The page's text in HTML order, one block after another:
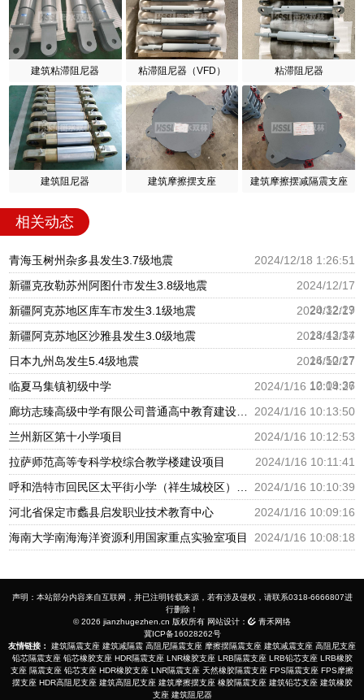
建筑粘滞阻尼器 粘滞阻尼器（VFD） 粘滞阻尼器
建筑阻尼器 建筑摩擦摆支座 建筑摩擦摆减隔震支座
相关动态
青海玉树州杂多县发生3.7级地震
2024/12/18 1:26:51
新疆克孜勒苏州阿图什市发生3.8级地震
2024/12/17
20:32:29
新疆阿克苏地区库车市发生3.1级地震
2024/12/17
18:43:34
新疆阿克苏地区沙雅县发生3.0级地震
2024/12/17
16:50:27
日本九州岛发生5.4级地震
2024/12/17
12:09:36
临夏马集镇初级中学
2024/1/16 10:14:27
廊坊志臻高级中学有限公司普通高中教育建设项目 2024/1/16 10:13:50
兰州新区第十小学项目
2024/1/16 10:12:53
拉萨师范高等专科学校综合教学楼建设项目
2024/1/16 10:11:41
呼和浩特市回民区太平街小学（祥生城校区）建设项目 2024/1/16 10:10:39
河北省保定市蠡县启发职业技术教育中心
2024/1/16 10:09:16
海南大学南海海洋资源利用国家重点实验室项目
2024/1/16 10:08:18
声明：本站部分内容来自互联网，并已注明转载来源，若有涉及侵权，请联系0318-6666807进
行删除！
© 2026 jianzhugezhen.cn 版权所有 网站设计：
青禾网络
冀ICP备16028262号
友情链接：
建筑隔震支座 建筑减隔震 高阻尼隔震支座 摩擦摆隔震支座 建筑减震支座 高阻尼支座
铅芯隔震支座 铅芯橡胶支座 HDR隔震支座 LNR橡胶支座 LRB隔震支座 LRB铅芯支座 LRB橡胶
支座 隔震支座 铅芯支座 HDR橡胶支座 LNR隔震支座 天然橡胶隔震支座 FPS隔震支座 FPS摩擦
摆支座 HDR高阻尼支座 建筑高阻尼支座 建筑摩擦摆支座 橡胶隔震支座 建筑铅芯支座 建筑橡胶
支座 建筑阻尼器